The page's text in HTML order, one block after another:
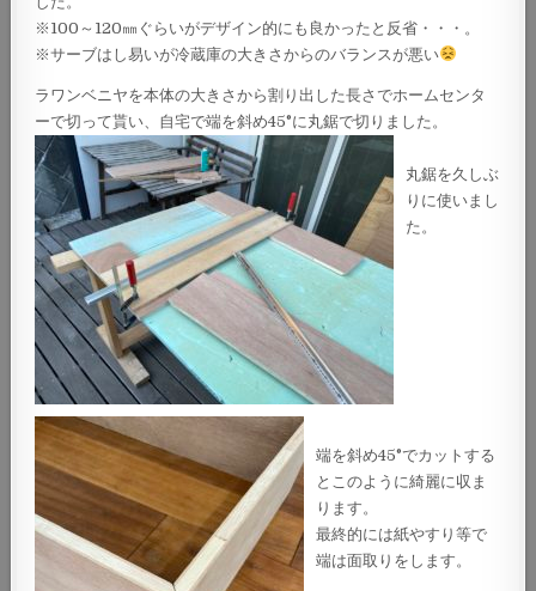
※100～120㎜ぐらいがデザイン的にも良かったと反省・・・。
※サーブはし易いが冷蔵庫の大きさからのバランスが悪い
ラワンベニヤを本体の大きさから割り出した長さでホームセンタ
ーで切って貰い、自宅で端を斜め45°に丸鋸で切りました。
丸鋸を久しぶ
りに使いまし
た。
端を斜め45°でカットする
とこのように綺麗に収ま
ります。
最終的には紙やすり等で
端は面取りをします。